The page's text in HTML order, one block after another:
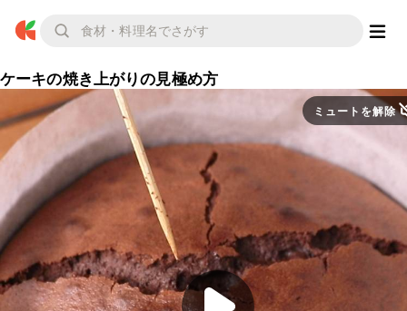
ケーキの焼き上がりの見極め方
ミュートを解除